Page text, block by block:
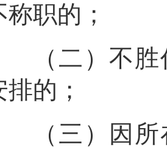
称职的；
二）不胜
的；
三）因所